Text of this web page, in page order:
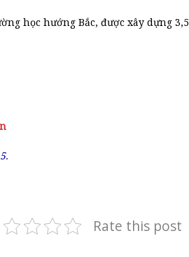
học hướng Bắc, được xây dựng 3,5
Rate this post